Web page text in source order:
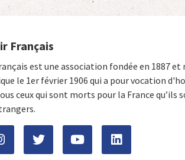
Français
est une association fondée en 1887 et
le 1er février 1906 qui a pour vocation
ceux qui sont morts pour la France qu’ils